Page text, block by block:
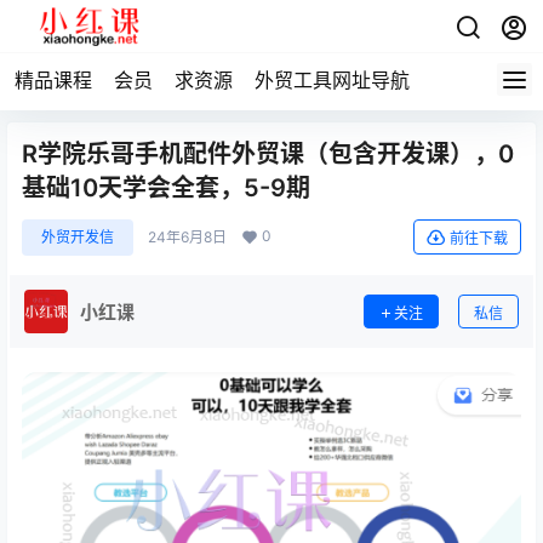
精品课程 会员 求资源 外贸工具网址导航
R学院乐哥手机配件外贸课（包含开发课），0
基础10天学会全套，5-9期
外贸开发信 24年6月8日 0 前往下载
小红课 关注 私信